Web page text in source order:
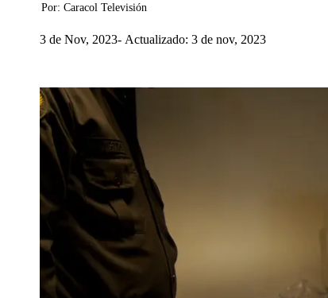
Por: Caracol Televisión
3 de Nov, 2023 Actualizado: 3 de nov, 2023